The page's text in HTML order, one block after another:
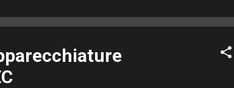
fare l...